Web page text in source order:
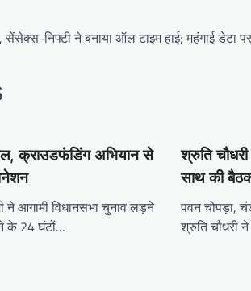
निफ्टी ने बनाया ऑल टाइम हाई; महंगाई डेटा
क्राउडफंडिंग अभियान से
ने आगामी विधानसभा चुनाव लड़ने
के 24 घंटों…
श्रुति
साथ की
पवन चोपड़ा,
श्रुति चौधरी